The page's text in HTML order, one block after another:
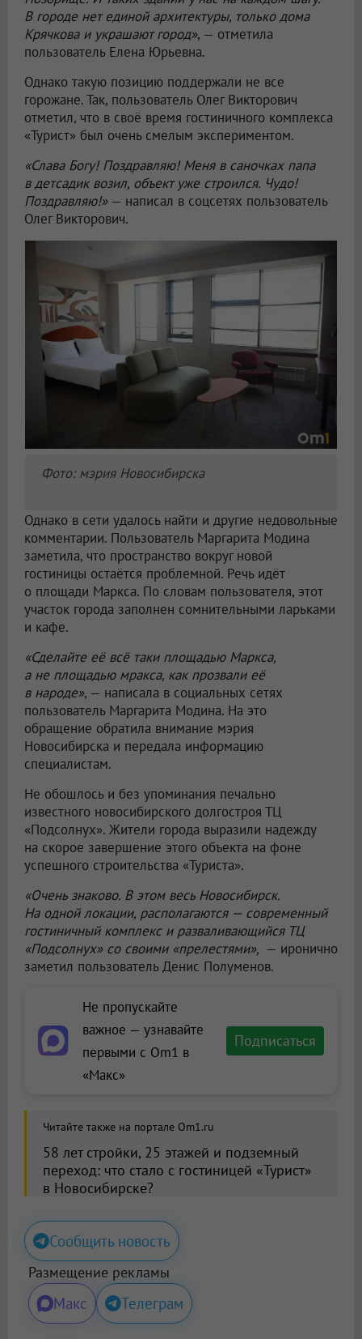
В городе нет единой архитектуры, только дома
Крячкова и украшают город», — отметила
пользователь Елена Юрьевна.
Однако такую позицию поддержали не все
горожане. Так, пользователь Олег Викторович
отметил, что в своё время гостиничного комплекса
«Турист» был очень смелым экспериментом.
«Слава Богу! Поздравляю! Меня в саночках папа
в детсадик возил, объект уже строился. Чудо!
Поздравляю!»— написал в соцсетях пользователь
Олег Викторович.
Фото: мэрия Новосибирска
Однако в сети удалось найти и другие недовольные
комментарии. Пользователь Маргарита Модина
заметила, что пространство вокруг новой
гостиницы остаётся проблемной. Речь идёт
о площади Маркса. По словам пользователя, этот
участок города заполнен сомнительными ларьками
и кафе.
«Сделайте её всё таки площадью Маркса,
а не площадью мракса, как прозвали её
в народе», — написала в социальных сетях
пользователь Маргарита Модина. На это
обращение обратила внимание мэрия
Новосибирска и передала информацию
специалистам.
Не обошлось и без упоминания печально
известного новосибирского долгостроя ТЦ
«Подсолнух». Жители города выразили надежду
на скорое завершение этого объекта на фоне
успешного строительства «Туриста».
«Очень знаково. В этом весь Новосибирск.
На одной локации, располагаются — современный
гостиничный комплекс и разваливающийся ТЦ
«Подсолнух» со своими «прелестями», — иронично
заметил пользователь Денис Полуменов.
Не пропускайте
важное — узнавайте
первыми с Om1 в
«Макс»
Подписаться
Читайте также на портале Om1.ru
58 лет стройки, 25 этажей и подземный
переход: что стало с гостиницей «Турист»
в Новосибирске?
Сообщить новость
Размещение рекламы
Макс Телеграм